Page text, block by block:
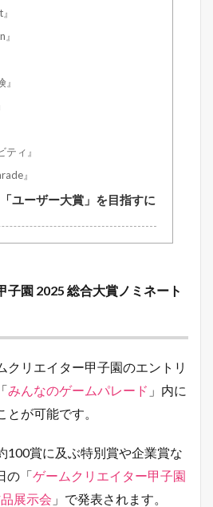
ティ』
』
ユーザー大賞」を目指すに
子園 2025 総合大賞ノミネート
クリエイター甲子園のエントリ
みんなのゲームパレード 」内に
が可能です。
100賞に及ぶ特別賞や企業賞な
の「ゲームクリエイター甲子園
展示会 」で発表されます。